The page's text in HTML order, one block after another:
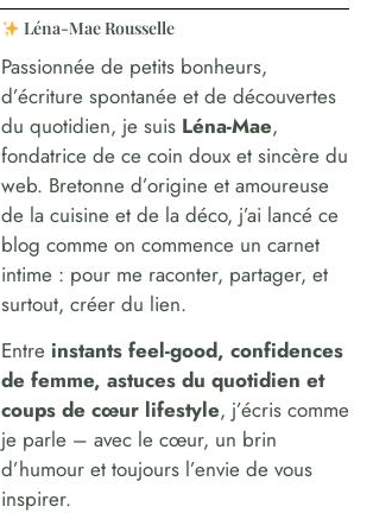
Léna-Mae Rousselle
Passionnée de petits bonheurs,
d’écriture spontanée et de découvertes
du quotidien, je suis Léna-Mae,
fondatrice de ce coin doux et sincère du
web. Bretonne d’origine et amoureuse
de la cuisine et de la déco, j’ai lancé ce
blog comme on commence un carnet
intime : pour me raconter, partager, et
surtout, créer du lien.
Entre instants feel-good, confidences
de femme, astuces du quotidien et
coups de cœur lifestyle, j’écris comme
je parle – avec le cœur, un brin
d’humour et toujours l’envie de vous
inspirer.